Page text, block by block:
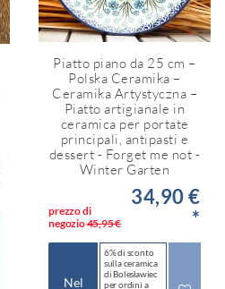
Piatto piano da 25 cm –
Polska Ceramika –
Ceramika Artystyczna –
Piatto artigianale in
ceramica per portate
principali, antipasti e
dessert - Forget me not -
Winter Garten
prezzo di
negozio45,95 €
34,90 €
*
Nel
6% di sconto
sulla ceramica
di Bolesławiec
per ordini a